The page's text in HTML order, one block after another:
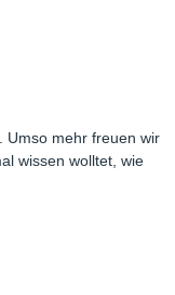
Umso mehr freuen wir
wissen wolltet, wie